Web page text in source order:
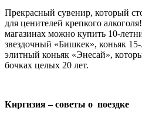
Прекрасный сувенир, который
для ценителей крепкого
магазинах можно купить 10-
звездочный «Бишкек», коньяк
элитный коньяк «Энесай»,
бочках целых 20 лет.
Киргизия – советы о поездке